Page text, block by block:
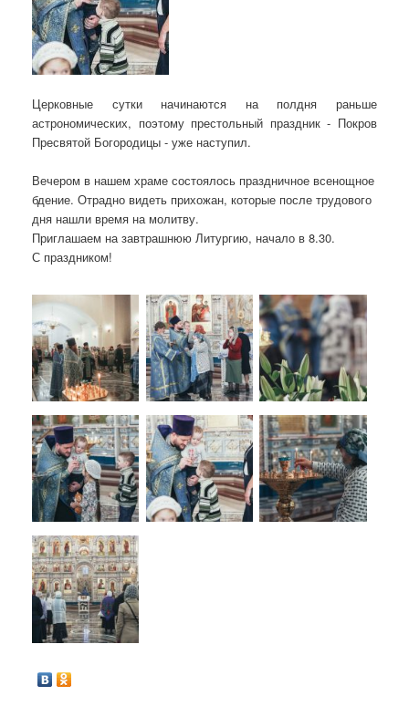
Церковные сутки начинаются на полдня раньше
астрономических, поэтому престольный праздник - Покров
Пресвятой Богородицы - уже наступил.
Вечером в нашем храме состоялось праздничное всенощное
бдение. Отрадно видеть прихожан, которые после трудового
дня нашли время на молитву.
Приглашаем на завтрашнюю Литургию, начало в 8.30.
С праздником!